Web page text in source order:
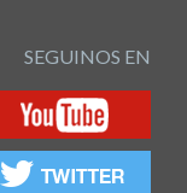
SEGUINOS EN